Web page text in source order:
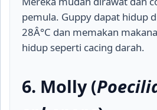
pemula. Guppy dapat hidup
28Â°C dan memakan
hidup seperti cacing darah.
6. Molly (